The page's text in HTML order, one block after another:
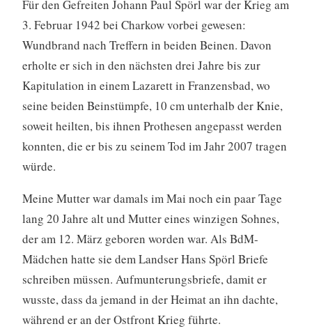
Für den Gefreiten Johann Paul Spörl war der Krieg am
3. Februar 1942 bei Charkow vorbei gewesen:
Wundbrand nach Treffern in beiden Beinen. Davon
erholte er sich in den nächsten drei Jahre bis zur
Kapitulation in einem Lazarett in Franzensbad, wo
seine beiden Beinstümpfe, 10 cm unterhalb der Knie,
soweit heilten, bis ihnen Prothesen angepasst werden
konnten, die er bis zu seinem Tod im Jahr 2007 tragen
würde.
Meine Mutter war damals im Mai noch ein paar Tage
lang 20 Jahre alt und Mutter eines winzigen Sohnes,
der am 12. März geboren worden war. Als BdM-
Mädchen hatte sie dem Landser Hans Spörl Briefe
schreiben müssen. Aufmunterungsbriefe, damit er
wusste, dass da jemand in der Heimat an ihn dachte,
während er an der Ostfront Krieg führte.